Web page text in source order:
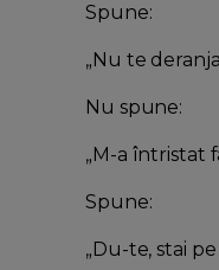
Spune:
„Nu te
Nu spune:
„M-a întristat
Spune:
„Du-te, stai